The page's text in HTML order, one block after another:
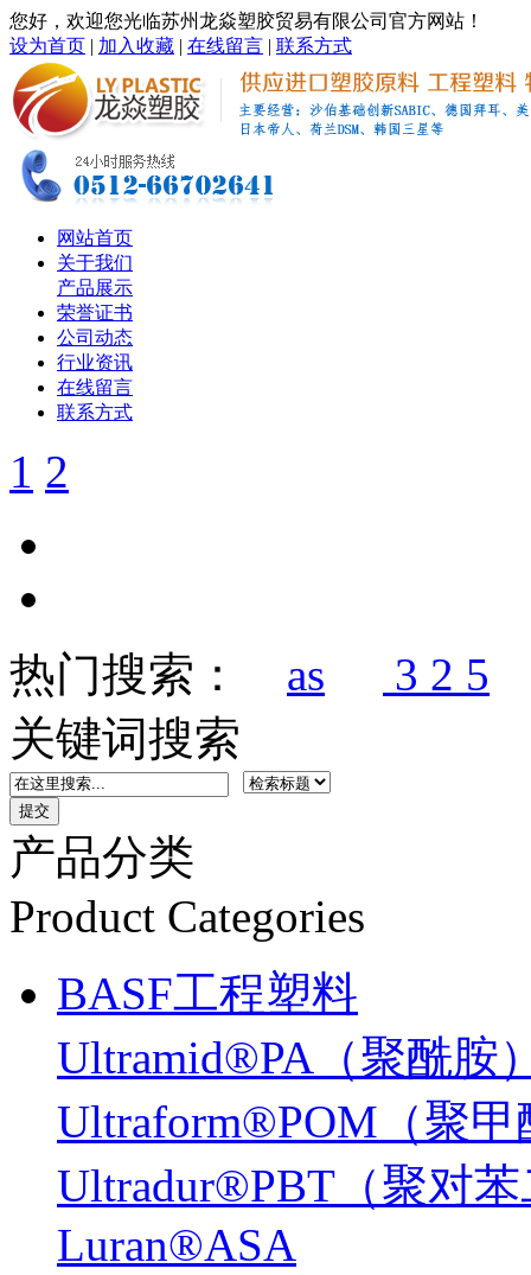
您好，欢迎您光临苏州龙焱塑胶贸易有限公司官方网站！
设为首页 | 加入收藏 | 在线留言 | 联系方式
网站首页
关于我们
产品展示
荣誉证书
公司动态
行业资讯
在线留言
联系方式
1 2
热门搜索： as
3 2 5
关键词搜索
产品分类
Product Categories
BASF工程塑料
Ultramid®PA（聚酰胺
Ultraform®POM（聚甲
Ultradur®PBT（聚对
Luran®ASA